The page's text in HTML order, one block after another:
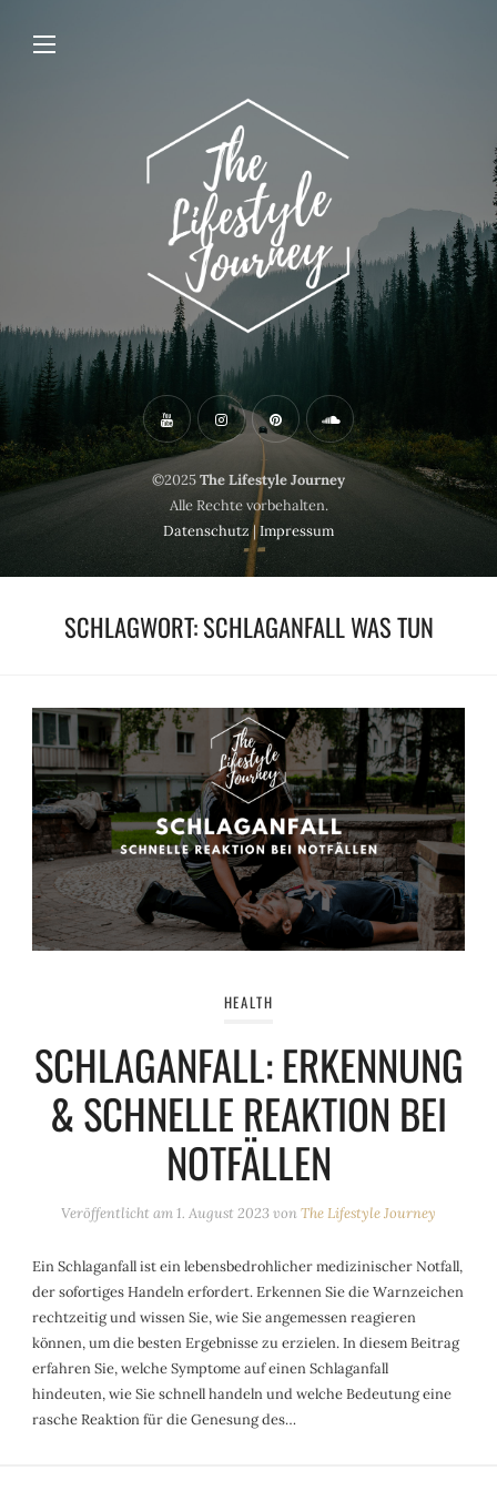
©2025The Lifestyle Journey
Alle Rechte vorbehalten.
Datenschutz|Impressum
SCHLAGWORT:SCHLAGANFALL WAS TUN
HEALTH
SCHLAGANFALL: ERKENNUNG
& SCHNELLE REAKTION BEI
NOTFÄLLEN
Veröffentlicht am1. August 2023vonThe Lifestyle Journey
Ein Schlaganfall ist ein lebensbedrohlicher medizinischer Notfall,
der sofortiges Handeln erfordert. Erkennen Sie die Warnzeichen
rechtzeitig und wissen Sie, wie Sie angemessen reagieren
können, um die besten Ergebnisse zu erzielen. In diesem Beitrag
erfahren Sie, welche Symptome auf einen Schlaganfall
hindeuten, wie Sie schnell handeln und welche Bedeutung eine
rasche Reaktion für die Genesung des…